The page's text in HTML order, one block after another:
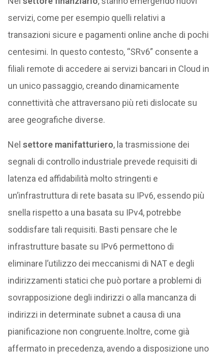
servizi, come per esempio quelli relativi a
transazioni sicure e pagamenti online anche di pochi
centesimi. In questo contesto, “SRv6” consente a
filiali remote di accedere ai servizi bancari in Cloud in
un unico passaggio, creando dinamicamente
connettività che attraversano più reti dislocate su
aree geografiche diverse.
Nel settore manifatturiero, la trasmissione dei
segnali di controllo industriale prevede requisiti di
latenza ed affidabilità molto stringenti e
un’infrastruttura di rete basata su IPv6, essendo più
snella rispetto a una basata su IPv4, potrebbe
soddisfare tali requisiti. Basti pensare che le
infrastrutture basate su IPv6 permettono di
eliminare l’utilizzo dei meccanismi di NAT e degli
indirizzamenti statici che può portare a problemi di
sovrapposizione degli indirizzi o alla mancanza di
indirizzi in determinate subnet a causa di una
pianificazione non congruente.Inoltre, come già
affermato in precedenza, avendo a disposizione uno